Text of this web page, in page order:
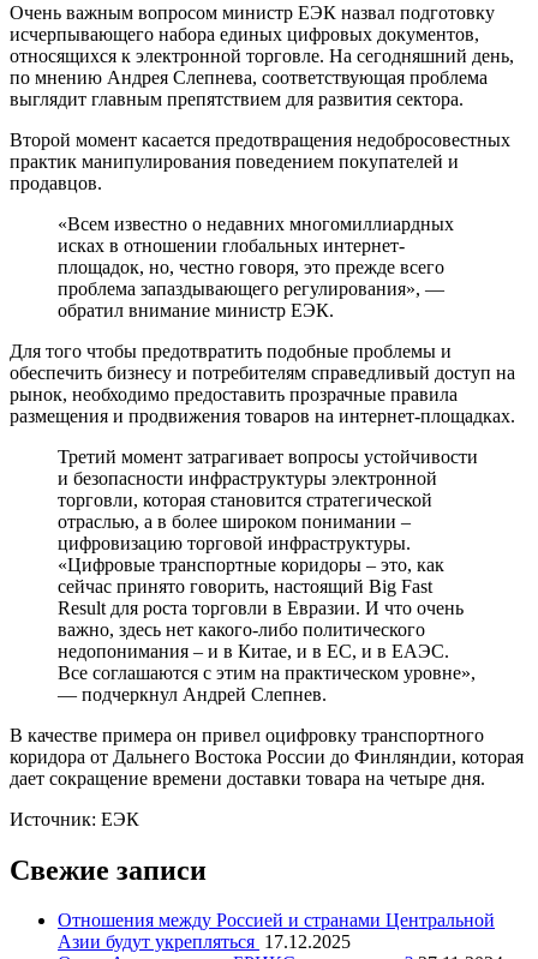
Очень важным вопросом министр ЕЭК назвал подготовку
исчерпывающего набора единых цифровых документов,
относящихся к электронной торговле. На сегодняшний день,
по мнению Андрея Слепнева, соответствующая проблема
выглядит главным препятствием для развития сектора.
Второй момент касается предотвращения недобросовестных
практик манипулирования поведением покупателей и
продавцов.
«Всем известно о недавних многомиллиардных
исках в отношении глобальных интернет-
площадок, но, честно говоря, это прежде всего
проблема запаздывающего регулирования», —
обратил внимание министр ЕЭК.
Для того чтобы предотвратить подобные проблемы и
обеспечить бизнесу и потребителям справедливый доступ на
рынок, необходимо предоставить прозрачные правила
размещения и продвижения товаров на интернет-площадках.
Третий момент затрагивает вопросы устойчивости
и безопасности инфраструктуры электронной
торговли, которая становится стратегической
отраслью, а в более широком понимании –
цифровизацию торговой инфраструктуры.
«Цифровые транспортные коридоры – это, как
сейчас принято говорить, настоящий Big Fast
Result для роста торговли в Евразии. И что очень
важно, здесь нет какого-либо политического
недопонимания – и в Китае, и в ЕС, и в ЕАЭС.
Все соглашаются с этим на практическом уровне»,
— подчеркнул Андрей Слепнев.
В качестве примера он привел оцифровку транспортного
коридора от Дальнего Востока России до Финляндии, которая
дает сокращение времени доставки товара на четыре дня.
Источник: ЕЭК
Свежие записи
Отношения между Россией и странами Центральной
Азии будут укрепляться 17.12.2025